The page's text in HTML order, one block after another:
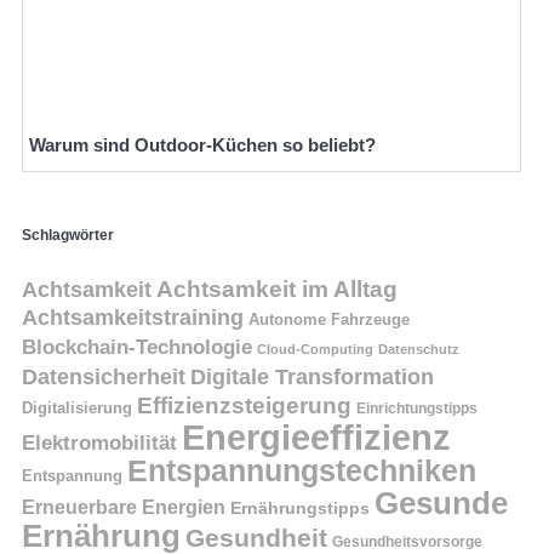
Warum sind Outdoor-Küchen so beliebt?
Schlagwörter
Achtsamkeit Achtsamkeit im Alltag
Achtsamkeitstraining Autonome Fahrzeuge
Blockchain-Technologie Cloud-Computing Datenschutz
Datensicherheit Digitale Transformation
Digitalisierung Effizienzsteigerung Einrichtungstipps
Elektromobilität Energieeffizienz
Entspannung Entspannungstechniken
Erneuerbare Energien Ernährungstipps Gesunde
Ernährung Gesundheit Gesundheitsvorsorge